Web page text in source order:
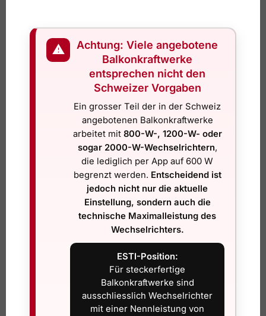
Energie AG
Sumiswald
BE (PDF)
Anmeldung
steckbare PV
(PDF)
Zürich Stadt
Anmeldeformula
Zentralschweiz
(Info +
Anmeldung)
Vorschriften &
Anmeldung
Zürich (myEKZ
Portal)
Anmeldung
Stecker-
Solaranlage
Luzern
Plug-&-Play
St. Gallen /
Appenzell (Info)
Plug-&-Play Info
Westschweiz
Hinweise &
⚠
Achtung: Viele angebotene
Balkonkraftwerke
entsprechen nicht den
Schweizer Vorgaben
Ein grosser Teil der in der Schweiz
angebotenen Balkonkraftwerke
arbeitet mit 800-W-, 1200-W- oder
sogar 2000-W-Wechselrichtern,
die lediglich per App auf 600 W
begrenzt werden. Entscheidend ist
jedoch nicht nur die aktuelle
Einstellung, sondern auch die
technische Maximalleistung des
Wechselrichters.
ESTI-Position:
Für steckerfertige
Balkonkraftwerke sind
ausschliesslich Wechselrichter
mit einer Nennleistung von